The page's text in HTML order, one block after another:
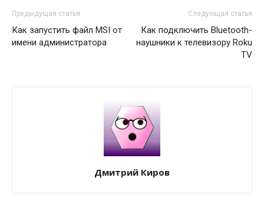
Предыдущая статья
Как запустить файл MSI от
имени администратора
Следующая статья
Как подключить Bluetooth-
наушники к телевизору Roku
TV
Дмитрий Киров